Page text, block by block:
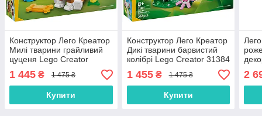
Конструктор Лего Креатор
Милі тварини грайливий
цуценя Lego Creator
31382
1 445 ₴ 1 475 ₴
Купити
Конструктор Лего Креатор
Дикі тварини барвистий
колібрі Lego Creator 31384
1 455₴ 1 475 ₴
Купити
2